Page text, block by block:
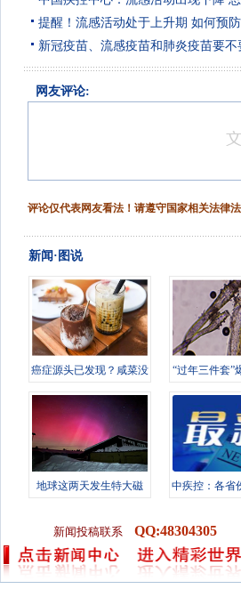
提醒！流感活动处于上升期 如何预
新冠疫苗、流感疫苗和肺炎疫苗要不
网友评论:
评论仅代表网友看法！请遵守国家相关法律法
新闻·图说
癌症源头已发现？咸菜没
“过年三件套”
地球这两天发生特大磁
中疾控：各省
新闻投稿联系 QQ:48304305